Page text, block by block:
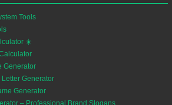
Tools
☀️
Generator
Generator
Generator
– Professional Brand Slogans